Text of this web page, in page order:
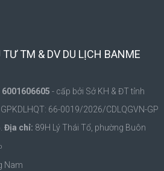
TM & DV DU LỊCH BANME
6001606605 - cấp bởi Sở KH & ĐT tỉnh
66-0019/2026/CDLQGVN-GP
Địa chỉ: 89H Lý Thái Tổ, phường Buôn
Nam